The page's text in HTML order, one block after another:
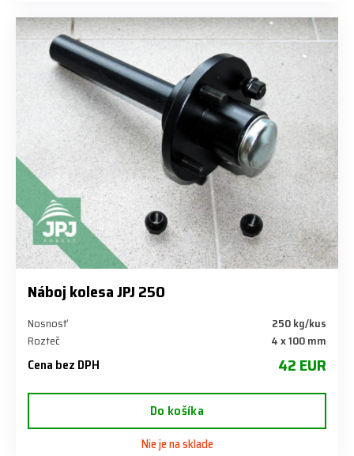
Náboj kolesa JPJ 250
Nosnosť
250 kg/kus
Rozteč
4 x 100 mm
Cena bez DPH 42 EUR
Do košíka
Nie je na sklade